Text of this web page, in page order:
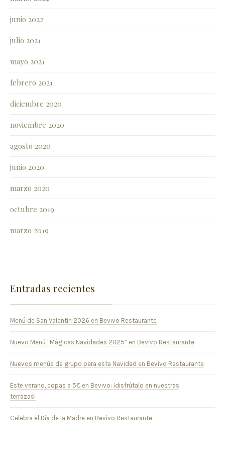
junio 2022
julio 2021
mayo 2021
febrero 2021
diciembre 2020
noviembre 2020
agosto 2020
junio 2020
marzo 2020
octubre 2019
marzo 2019
Entradas recientes
Menú de San Valentín 2026 en Bevivo Restaurante
Nuevo Menú “Mágicas Navidades 2025” en Bevivo Restaurante
Nuevos menús de grupo para esta Navidad en Bevivo Restaurante
Este verano, copas a 5€ en Bevivo: ¡disfrútalo en nuestras
terrazas!
Celebra el Día de la Madre en Bevivo Restaurante